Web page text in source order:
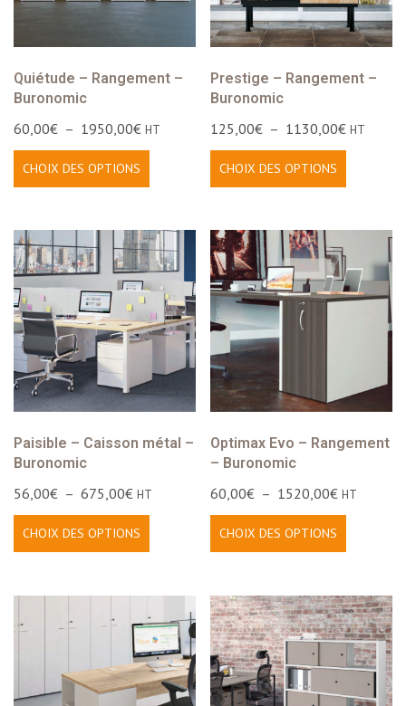
Quiétude – Rangement –
Buronomic
60,00€ – 1950,00€ HT
CHOIX DES OPTIONS
Prestige – Rangement –
Buronomic
125,00€ – 1130,00€ HT
CHOIX DES OPTIONS
Paisible – Caisson métal –
Buronomic
56,00€ – 675,00€ HT
CHOIX DES OPTIONS
Optimax Evo – Rangement
– Buronomic
60,00€ – 1520,00€ HT
CHOIX DES OPTIONS